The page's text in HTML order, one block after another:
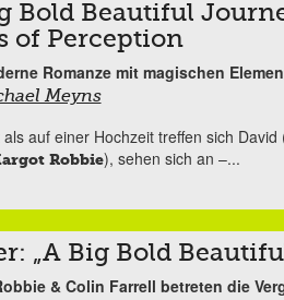
Bold Beautiful
of Perception
Romanze mit magischen
Meyns
auf einer Hochzeit treffen sich David
Robbie), sehen sich an –...
„A Big Bold
& Colin Farrell betreten die